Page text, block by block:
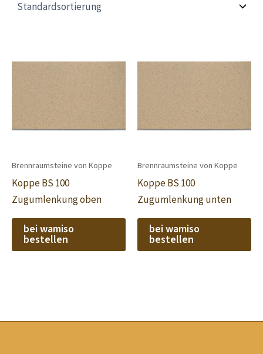
Brennraumsteine von Koppe
Koppe BS 100
Zugumlenkung oben
bei wamiso
bestellen
Brennraumsteine von Koppe
Koppe BS 100
Zugumlenkung unten
bei wamiso
bestellen